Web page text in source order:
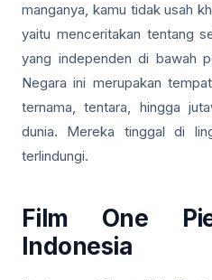
manganya, kamu tidak usah
yaitu menceritakan tentang
yang independen di bawah
Negara ini merupakan
ternama, tentara, hingga
dunia. Mereka tinggal di
terlindungi.
Film One
Indonesia